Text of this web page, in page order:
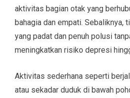
aktivitas bagian otak yang
bahagia dan empati. Sebaliknya,
yang padat dan penuh polusi
meningkatkan risiko depresi
Aktivitas sederhana seperti
atau sekadar duduk di bawah